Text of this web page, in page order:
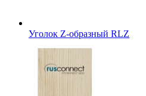
Уголок Z-образный RLZ